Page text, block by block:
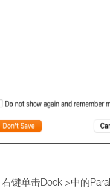
右键单击Dock >中的